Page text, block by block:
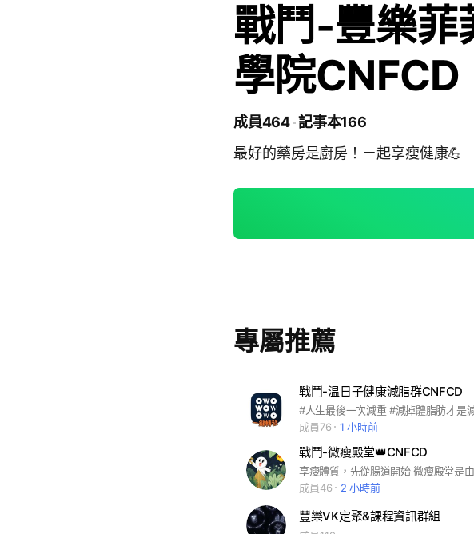
戰鬥-豐樂菲
學院CNFCD
成員464 記事本166
最好的藥房是廚房！ㄧ起享瘦健康💪
專屬推薦
戰鬥-温日子健康減脂群CNFCD
成員76
1 小時前
戰鬥-微瘦殿堂👑CNFCD
成員46
2 小時前
豐樂VK定聚&課程資訊群組